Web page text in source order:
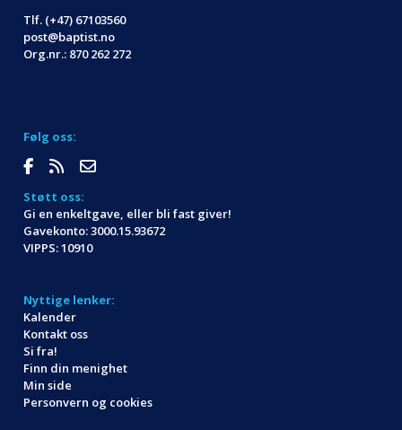
Tlf. (+47) 67103560
post@baptist.no
Org.nr.: 870 262 272
Følg oss:
Støtt oss:
Gi en enkeltgave, eller bli fast giver!
Gavekonto: 3000.15.93672
VIPPS: 10910
Nyttige lenker:
Kalender
Kontakt oss
Si fra!
Finn din menighet
Min side
Personvern og cookies